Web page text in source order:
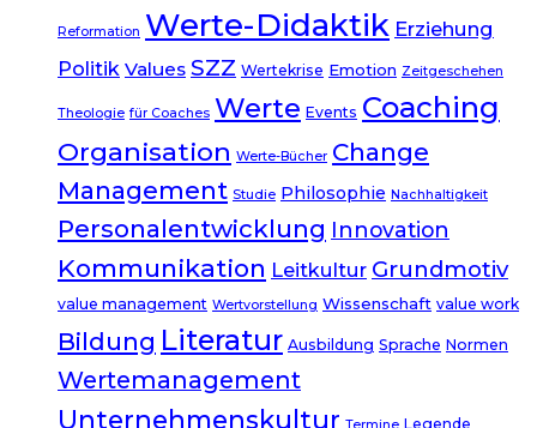
Reformation Werte-Didaktik Erziehung
Politik Values SZZ Wertekrise Emotion Zeitgeschehen
Theologie für Coaches Werte Events Coaching
Organisation Werte-Bücher Change
Management Studie Philosophie Nachhaltigkeit
Personalentwicklung Innovation
Kommunikation Leitkultur Grundmotiv
value management Wertvorstellung Wissenschaft value work
Bildung Literatur Ausbildung Sprache Normen
Wertemanagement
Unternehmenskultur Legende